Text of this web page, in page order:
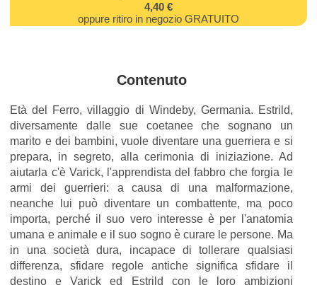
4,40 €
oppure ritiro in negozio GRATUITO
Contenuto
Età del Ferro, villaggio di Windeby, Germania. Estrild,
diversamente dalle sue coetanee che sognano un
marito e dei bambini, vuole diventare una guerriera e si
prepara, in segreto, alla cerimonia di iniziazione. Ad
aiutarla c'è Varick, l'apprendista del fabbro che forgia le
armi dei guerrieri: a causa di una malformazione,
neanche lui può diventare un combattente, ma poco
importa, perché il suo vero interesse è per l'anatomia
umana e animale e il suo sogno è curare le persone. Ma
in una società dura, incapace di tollerare qualsiasi
differenza, sfidare regole antiche significa sfidare il
destino e Varick ed Estrild con le loro ambizioni